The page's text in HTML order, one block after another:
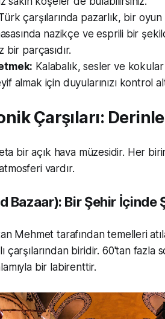
çarşılarında pazarlık, bir
nazikçe ve esprili bir
bir parçasıdır.
Kalabalık, sesler ve
almak için duyularınızı kontrol
Çarşıları:
bir açık hava müzesidir. Her
vardır.
Bazaar): Bir Şehir İçinde
Mehmet tarafından temelleri
çarşılarından biridir. 60'tan fazla
bir labirenttir.